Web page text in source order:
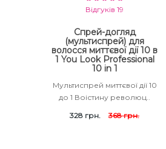
Відгуків 19
Спрей-догляд
(мультиспрей) для
волосся миттєвої дії 10 в
1 You Look Professional
10 in 1
Мультиспрей миттєвої дії 10
до 1 Воістину революц..
328 грн.
368 грн.